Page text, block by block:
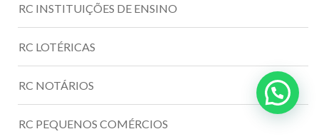
RC INSTITUIÇÕES DE ENSINO
RC LOTÉRICAS
RC NOTÁRIOS
RC PEQUENOS COMÉRCIOS